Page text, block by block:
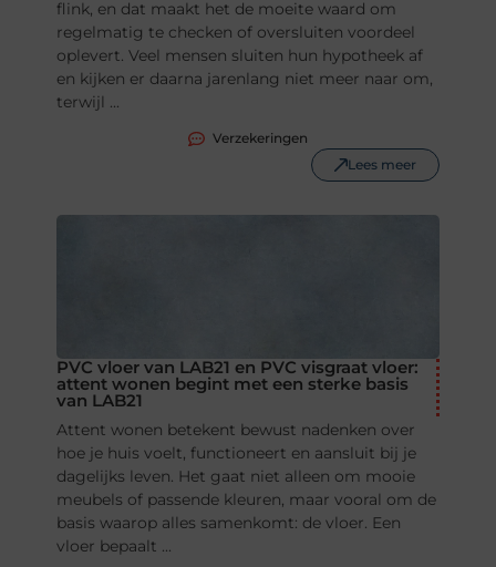
flink, en dat maakt het de moeite waard om
regelmatig te checken of oversluiten voordeel
oplevert. Veel mensen sluiten hun hypotheek af
en kijken er daarna jarenlang niet meer naar om,
terwijl ...
Verzekeringen
Lees meer
PVC vloer van LAB21 en PVC visgraat vloer:
attent wonen begint met een sterke basis
van LAB21
Attent wonen betekent bewust nadenken over
hoe je huis voelt, functioneert en aansluit bij je
dagelijks leven. Het gaat niet alleen om mooie
meubels of passende kleuren, maar vooral om de
basis waarop alles samenkomt: de vloer. Een
vloer bepaalt ...